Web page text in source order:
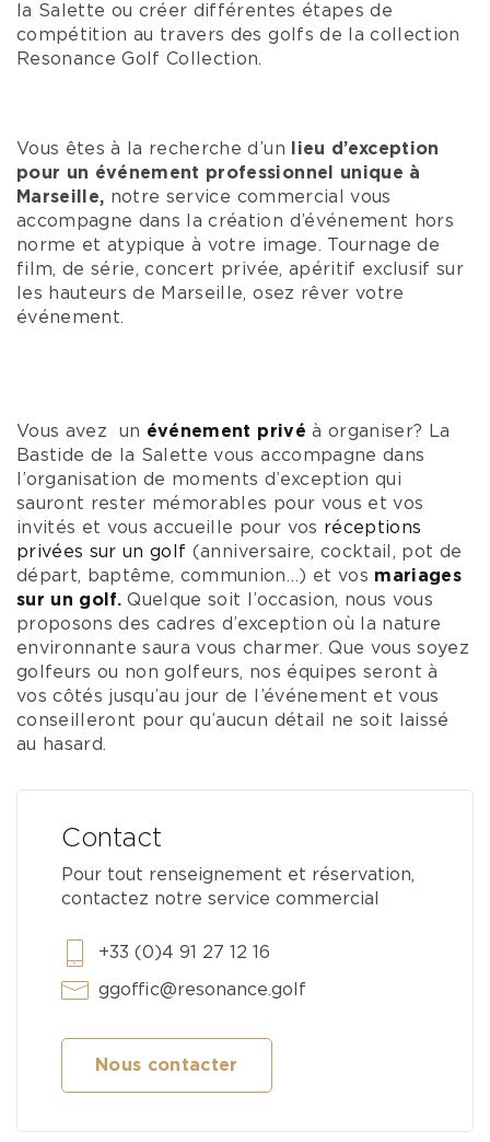
la Salette ou créer différentes étapes de
compétition au travers des golfs de la collection
Resonance Golf Collection.
Vous êtes à la recherche d’un
lieu d’exception
pour un événement professionnel unique à
Marseille, notre service commercial vous
accompagne dans la création d’événement hors
norme et atypique à votre image. Tournage de
film, de série, concert privée, apéritif exclusif sur
les hauteurs de Marseille, osez rêver votre
événement.
Vous avez un événement privé à organiser? La
Bastide de la Salette vous accompagne dans
l’organisation de moments d’exception qui
sauront rester mémorables pour vous et vos
invités et vous accueille pour vos réceptions
privées sur un golf (anniversaire, cocktail, pot de
départ, baptême, communion…) et vos mariages
sur un golf. Quelque soit l’occasion, nous vous
proposons des cadres d’exception où la nature
environnante saura vous charmer. Que vous soyez
golfeurs ou non golfeurs, nos équipes seront à
vos côtés jusqu’au jour de l’événement et vous
conseilleront pour qu’aucun détail ne soit laissé
au hasard.
Contact
Pour tout renseignement et réservation,
contactez notre service commercial
+33 (0)4 91 27 12 16
ggoffic@resonance.golf
Nous contacter